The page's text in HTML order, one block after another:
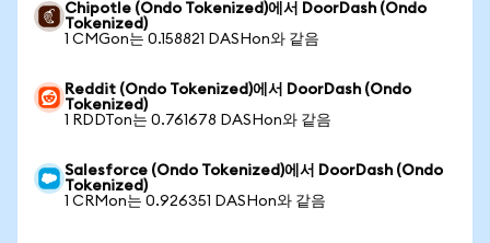
Chipotle (Ondo Tokenized)에서 DoorDash (Ondo
Tokenized)
1 CMGon는 0.158821 DASHon와 같음
Reddit (Ondo Tokenized)에서 DoorDash (Ondo
Tokenized)
1 RDDTon는 0.761678 DASHon와 같음
Salesforce (Ondo Tokenized)에서 DoorDash (Ondo
Tokenized)
1 CRMon는 0.926351 DASHon와 같음